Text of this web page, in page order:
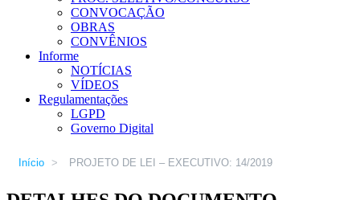
CONVOCAÇÃO
OBRAS
CONVÊNIOS
Informe
NOTÍCIAS
VÍDEOS
Regulamentações
LGPD
Governo Digital
Início > PROJETO DE LEI – EXECUTIVO: 14/2019